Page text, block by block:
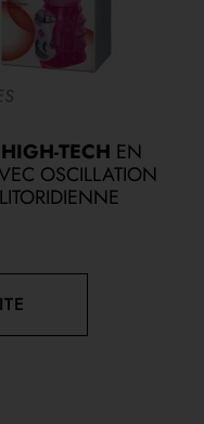
TECH EN
OSCILLATION